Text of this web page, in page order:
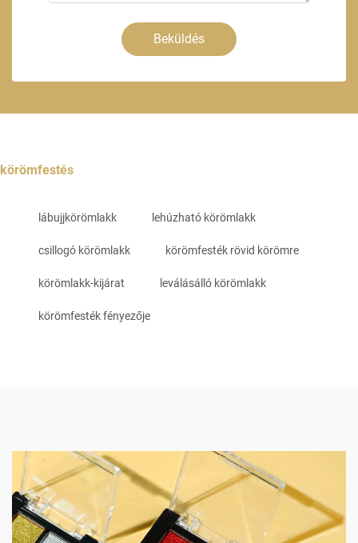
Beküldés
körömfestés
lábujjkörömlakk lehúzható körömlakk
csillogó körömlakk körömfesték rövid körömre
körömlakk-kijárat leválásálló körömlakk
körömfesték fényezője